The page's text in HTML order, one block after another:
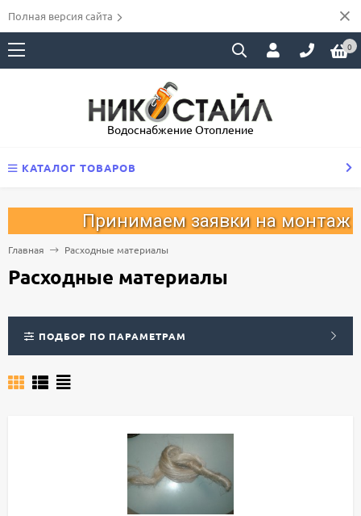
Полная версия сайта
0
Водоснабжение Отопление
КАТАЛОГ ТОВАРОВ
Принимаем заявки на монтаж
Главная Расходные материалы
Расходные материалы
ПОДБОР ПО ПАРАМЕТРАМ